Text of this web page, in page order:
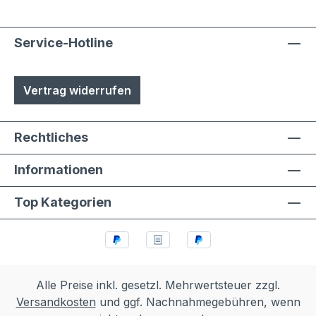
eloxierte Oberflächen, eine
lösungsmittelfreie Pulverlackierung (z.T.
Polyesterpulver in Fassadenqualität, dies
garantiert UV- und Wetterbeständigkeit-
mindestens ca. 70 µm
Service-Hotline
Vertrag widerrufen
Rechtliches
Informationen
Top Kategorien
Alle Preise inkl. gesetzl. Mehrwertsteuer zzgl.
Versandkosten und ggf. Nachnahmegebühren, wenn